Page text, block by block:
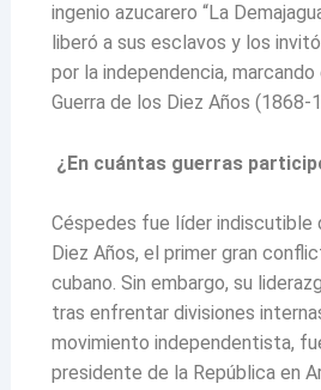
ingenio azucarero “La
liberó a sus esclavos y los
por la independencia,
Guerra de los Diez Años (1868-
¿En cuántas guerras
Céspedes fue líder indiscutible
Diez Años, el primer gran
cubano. Sin embargo, su
tras enfrentar divisiones
movimiento independentista,
presidente de la República en